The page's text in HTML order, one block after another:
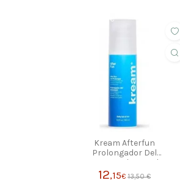
ahorras 1,35 €
Kream Afterfun
Prolongador Del
Bronceado 150ml
12,15€ 13,50 €